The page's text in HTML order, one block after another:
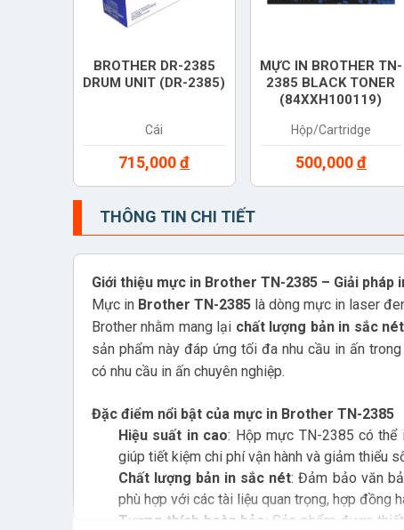
BROTHER DR-2385
DRUM UNIT (DR-2385)
Cái
715,000đ
MỰC IN BROTHER TN-
2385 BLACK TONER
(84XXH100119)
Hộp/Cartridge
500,000đ
THÔNG TIN CHI TIẾT
Giới thiệu mực in Brother TN-2385 – Giải pháp
Mực in Brother TN-2385 là dòng mực in laser
Brother nhằm mang lại chất lượng bản in sắc
sản phẩm này đáp ứng tối đa nhu cầu in ấn
có nhu cầu in ấn chuyên nghiệp.
Đặc điểm nổi bật của mực in Brother TN-2385
Hiệu suất in cao: Hộp mực TN-2385 có thể
giúp tiết kiệm chi phí vận hành và giảm thiểu
Chất lượng bản in sắc nét: Đảm bảo văn
phù hợp với các tài liệu quan trọng, hợp đồng
Tương thích hoàn hảo: Sản phẩm được